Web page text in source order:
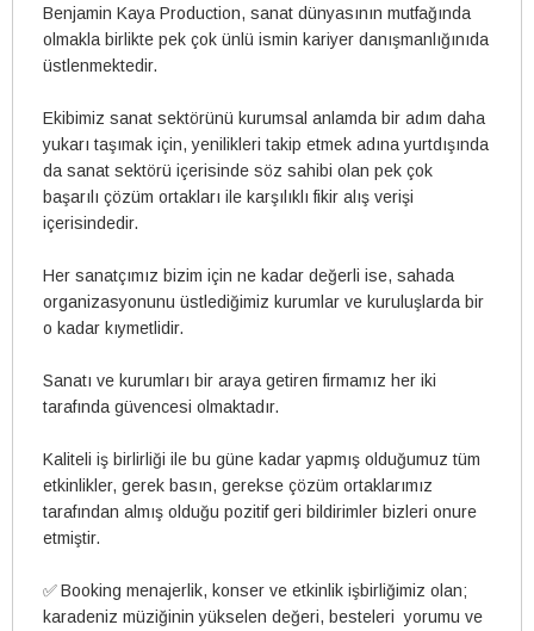
Benjamin Kaya Production, sanat dünyasının mutfağında
olmakla birlikte pek çok ünlü ismin kariyer danışmanlığınıda
üstlenmektedir.
Ekibimiz sanat sektörünü kurumsal anlamda bir adım daha
yukarı taşımak için, yenilikleri takip etmek adına yurtdışında
da sanat sektörü içerisinde söz sahibi olan pek çok
başarılı çözüm ortakları ile karşılıklı fikir alış verişi
içerisindedir.
Her sanatçımız bizim için ne kadar değerli ise, sahada
organizasyonunu üstlediğimiz kurumlar ve kuruluşlarda bir
o kadar kıymetlidir.
Sanatı ve kurumları bir araya getiren firmamız her iki
tarafında güvencesi olmaktadır.
Kaliteli iş birlirliği ile bu güne kadar yapmış olduğumuz tüm
etkinlikler, gerek basın, gerekse çözüm ortaklarımız
tarafından almış olduğu pozitif geri bildirimler bizleri onure
etmiştir.
✅Booking menajerlik, konser ve etkinlik işbirliğimiz olan;
karadeniz müziğinin yükselen değeri, besteleri yorumu ve